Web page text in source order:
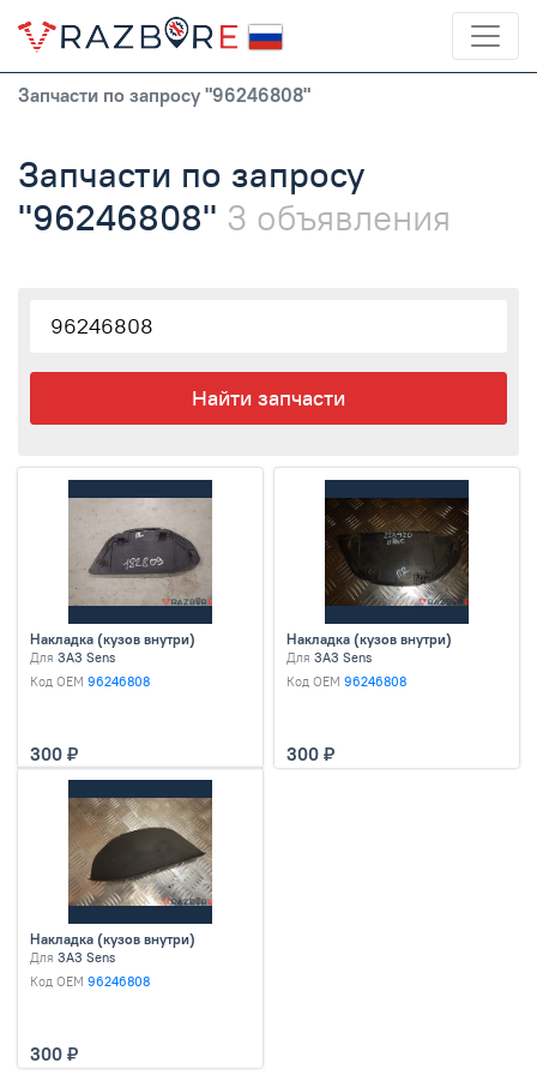
Запчасти по запросу "96246808"
Запчасти по запросу
"96246808" 3 объявления
Найти запчасти
Накладка (кузов внутри)
Для ЗАЗ Sens
Код OEM 96246808
300
Накладка (кузов внутри)
Для ЗАЗ Sens
Код OEM 96246808
300
Накладка (кузов внутри)
Для ЗАЗ Sens
Код OEM 96246808
300